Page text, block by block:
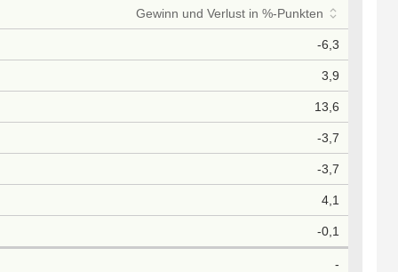
Gewinn und Verlust in %-Punkten
-6,3
3,9
13,6
-3,7
-3,7
4,1
-0,1
-